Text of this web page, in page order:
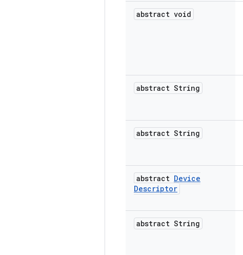
abstract void
abstract String
abstract String
abstract Device
Descriptor
abstract String